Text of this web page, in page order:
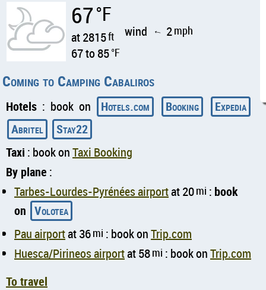
67°F
at 2815ft
67 to 85°F
wind ↑ 2mph
Coming to Camping Cabaliros
Hotels : book on Hotels.com Booking
Expedia
Abritel
Stay22
Taxi : book onTaxi Booking
By plane :
Tarbes-Lourdes-Pyrénées airportat 20mi : book
on Volotea
Pau airportat 36mi : book onTrip.com
Huesca/Pirineos airportat 58mi : book onTrip.com
To travel